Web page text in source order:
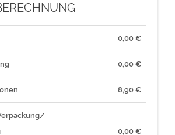
0,00 €
0,00 €
8,90 €
0,00 €